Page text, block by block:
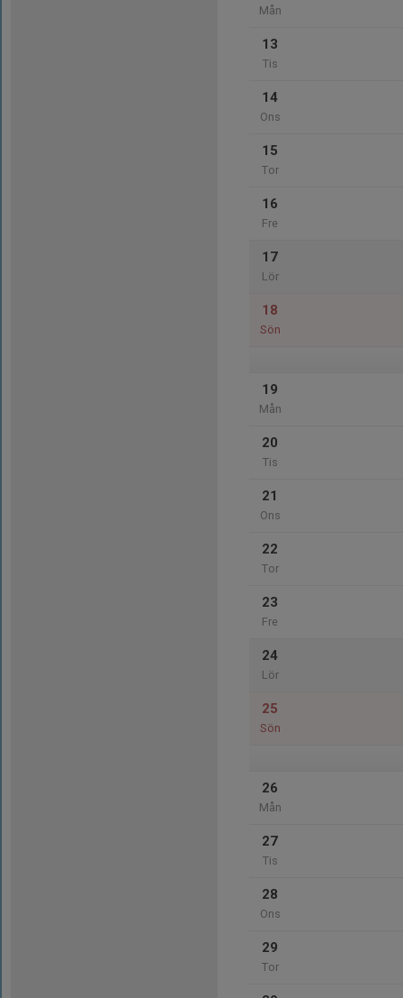
Mån
13
Tis
14
Ons
15
Tor
16
Fre
17
Lör
18
Sön
19
Mån
20
Tis
21
Ons
22
Tor
23
Fre
24
Lör
25
Sön
26
Mån
27
Tis
28
Ons
29
Tor